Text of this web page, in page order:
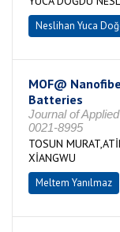
Neslihan Yuca
MOF@
Batteries
Journal of
0021-8995
TOSUN
XİANGWU
Meltem Yanılmaz